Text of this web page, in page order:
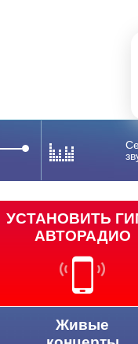
УСТАНОВИТЬ
АВТОРАДИО
Живые